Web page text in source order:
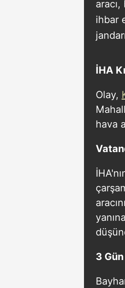
ihbar
İHA
Olay,
hava
3